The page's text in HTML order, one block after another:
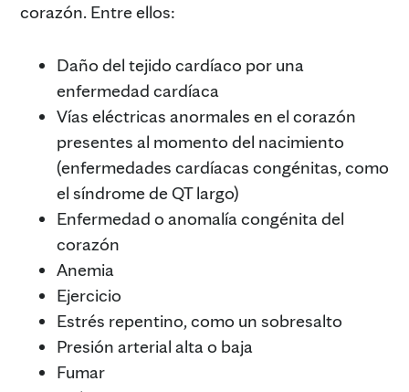
corazón. Entre ellos:
Daño del tejido cardíaco por una
enfermedad cardíaca
Vías eléctricas anormales en el corazón
presentes al momento del nacimiento
(enfermedades cardíacas congénitas, como
el síndrome de QT largo)
Enfermedad o anomalía congénita del
corazón
Anemia
Ejercicio
Estrés repentino, como un sobresalto
Presión arterial alta o baja
Fumar